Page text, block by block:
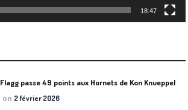
18:47
passe 49 points aux Hornets de Kon Knueppel
on 2 février 2026